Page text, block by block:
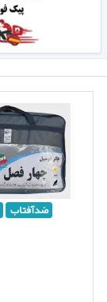
ضدآفتاب